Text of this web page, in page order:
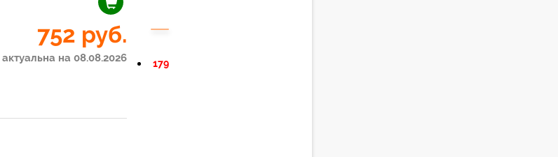
752 руб.
на 08.08.2026 179